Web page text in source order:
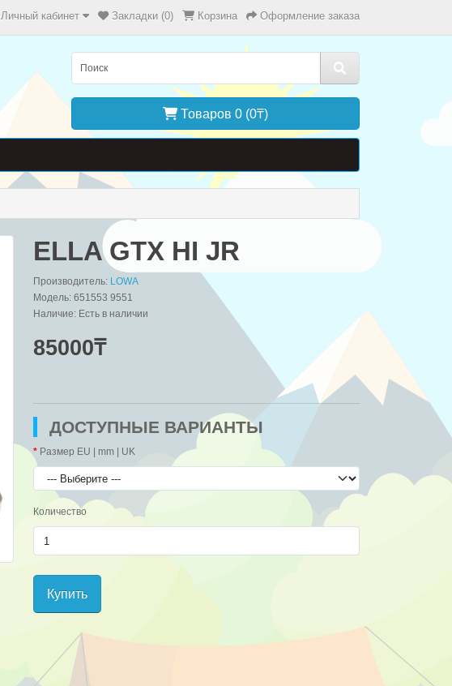
Личный кабинет Закладки (0) Корзина Оформление заказа
Товаров 0 (0₸)
ELLA GTX HI JR
Производитель: LOWA
Модель: 651553 9551
Наличие: Есть в наличии
85000₸
ДОСТУПНЫЕ ВАРИАНТЫ
Размер EU | mm | UK
Количество
Купить